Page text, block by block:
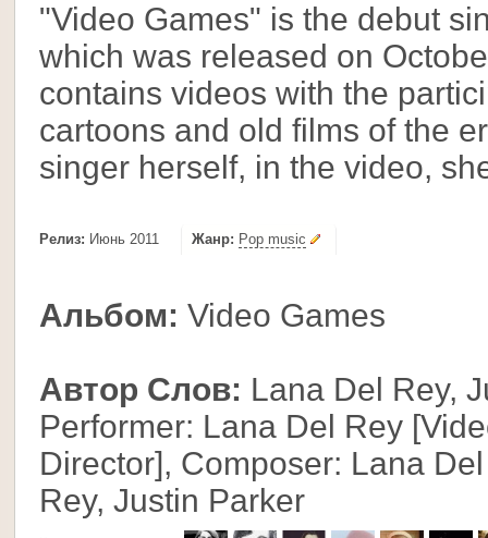
"Video Games" is the debut
which was released on
contains videos with the
cartoons and old films of the
singer herself, in the video,
Релиз: Июнь 2011 Жанр: Pop music
Альбом: Video Games
Автор Слов: Lana Del Rey,
Performer: Lana Del Rey
Director], Composer: Lana
Rey, Justin Parker